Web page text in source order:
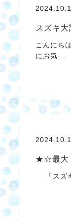
スズキ
こんにち
にお気…
★☆最大
「スズ